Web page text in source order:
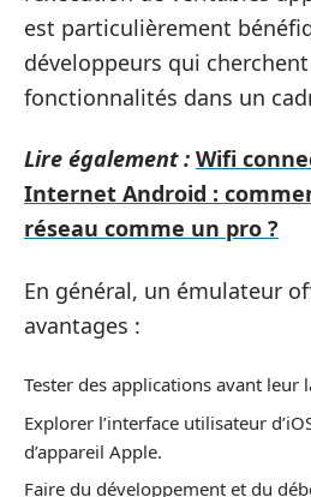
est particulièrement
développeurs qui
fonctionnalités dans un
Lire également : Wifi
Internet Android :
réseau comme un pro ?
En général, un émulateur
avantages :
Tester des applications avant leur
Explorer l’interface utilisateur
d’appareil Apple.
Faire du développement et du